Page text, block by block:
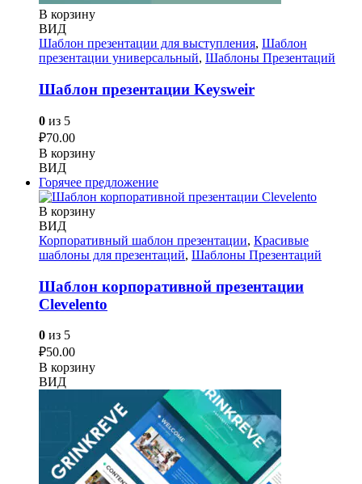
В корзину
ВИД
Шаблон презентации для выступления, Шаблон
презентации универсальный, Шаблоны Презентаций
Шаблон презентации Keysweir
0 из 5
₽70.00
В корзину
ВИД
Горячее предложение
В корзину
ВИД
Корпоративный шаблон презентации, Красивые
шаблоны для презентаций, Шаблоны Презентаций
Шаблон корпоративной презентации
Сlevelento
0 из 5
₽50.00
В корзину
ВИД